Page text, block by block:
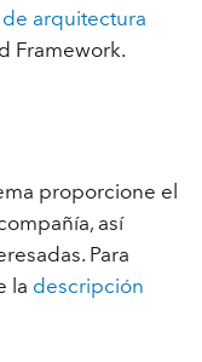
arquitectura
Framework.
proporcione el
así
Para
la descripción